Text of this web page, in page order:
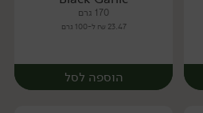
170 גרם
23.47 ₪ ל-100 גרם
הוספה לסל